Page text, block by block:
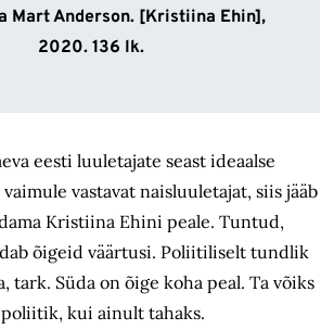
Mart Anderson. [Kristiina Ehin],
2020. 136 lk.
eesti luuletajate seast ideaalse
vastavat naisluuletajat, siis jääb
Kristiina Ehini peale. Tuntud,
õigeid väärtusi. Poliitiliselt tundlik
tark. Süda on õige koha peal. Ta võiks
kui ainult tahaks.